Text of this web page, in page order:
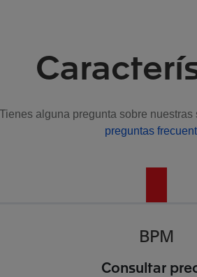
alguna pregunta sobre
preguntas
BPM
Consultar